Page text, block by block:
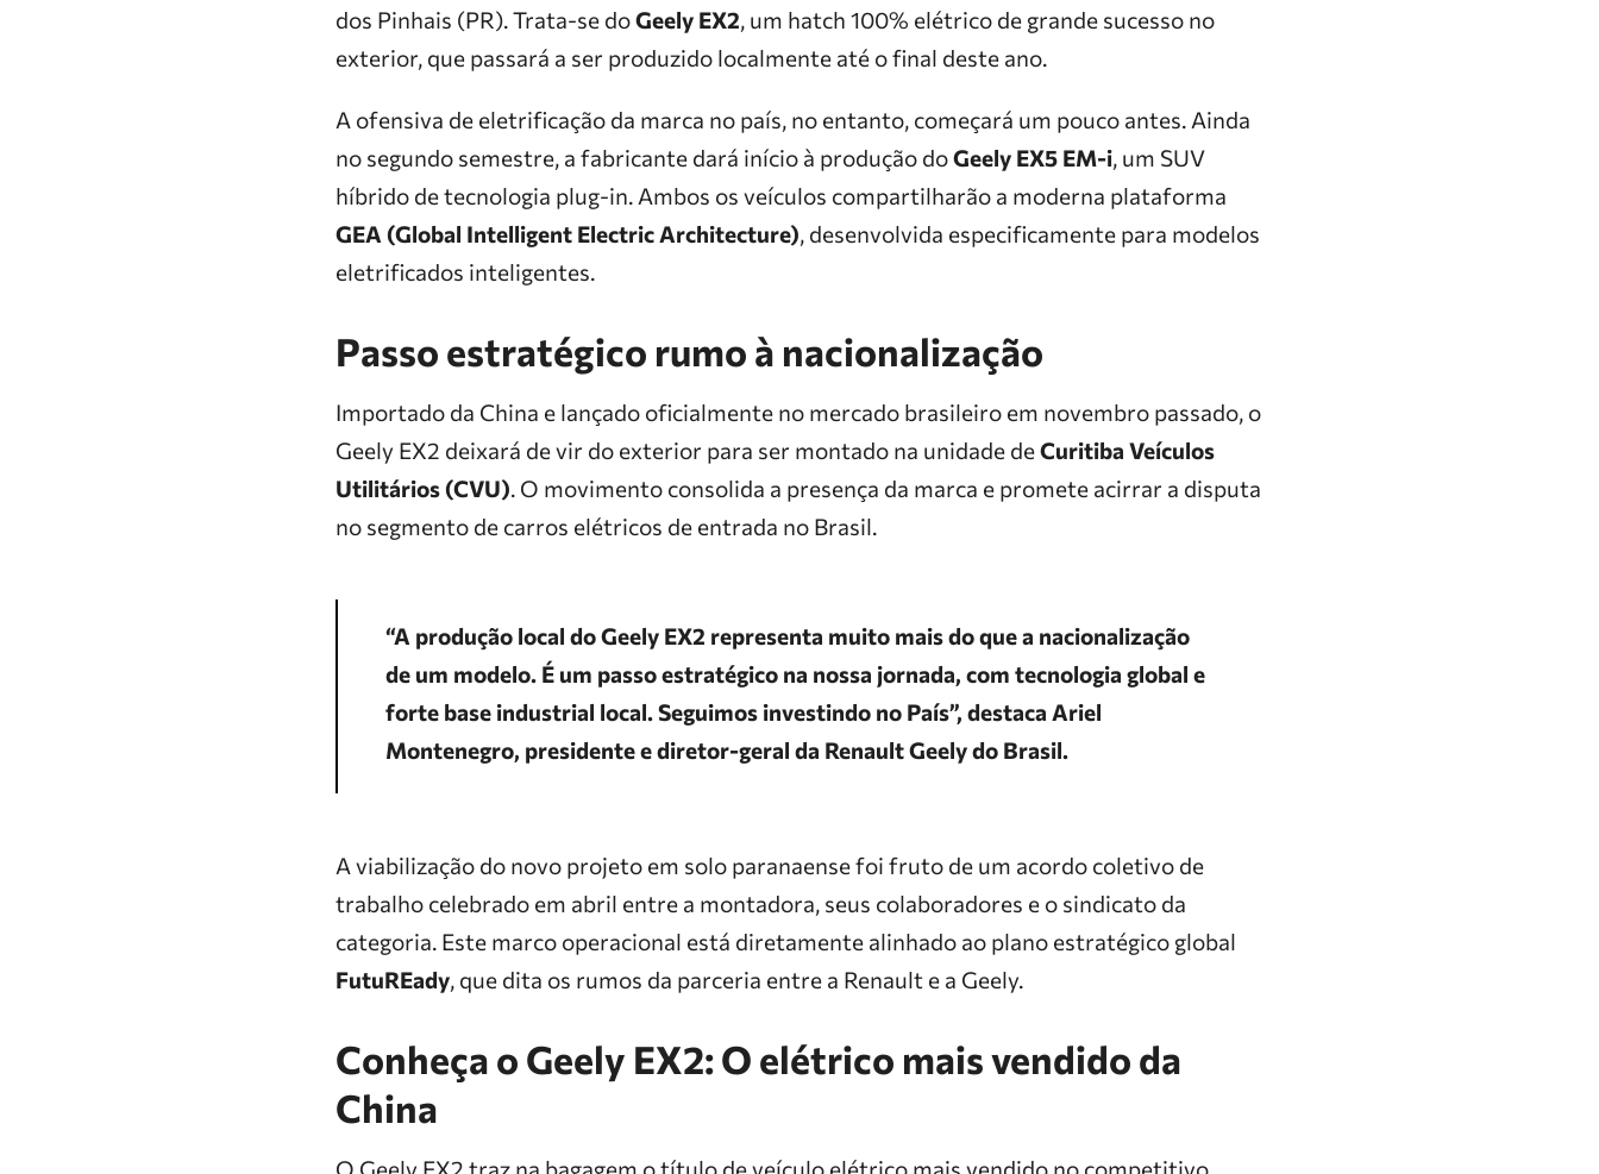
dos Pinhais (PR). Trata-se doGeely EX2, um hatch 100% elétrico de grande sucesso no
exterior, que passará a ser produzido localmente até o final deste ano.
A ofensiva de eletrificação da marca no país, no entanto, começará um pouco antes. Ainda
no segundo semestre, a fabricante dará início à produção doGeely EX5 EM-i, um SUV
híbrido de tecnologia plug-in. Ambos os veículos compartilharão a moderna plataforma
GEA (Global Intelligent Electric Architecture), desenvolvida especificamente para modelos
eletrificados inteligentes.
Passo estratégico rumo à nacionalização
Importado da China e lançado oficialmente no mercado brasileiro em novembro passado, o
Geely EX2 deixará de vir do exterior para ser montado na unidade deCuritiba Veículos
Utilitários (CVU). O movimento consolida a presença da marca e promete acirrar a disputa
no segmento de carros elétricos de entrada no Brasil.
“A produção local do Geely EX2 representa muito mais do que a nacionalização
de um modelo. É um passo estratégico na nossa jornada, com tecnologia global e
forte base industrial local. Seguimos investindo no País”, destaca Ariel
Montenegro, presidente e diretor-geral da Renault Geely do Brasil.
A viabilização do novo projeto em solo paranaense foi fruto de um acordo coletivo de
trabalho celebrado em abril entre a montadora, seus colaboradores e o sindicato da
categoria. Este marco operacional está diretamente alinhado ao plano estratégico global
FutuREady, que dita os rumos da parceria entre a Renault e a Geely.
Conheça o Geely EX2: O elétrico mais vendido da
China